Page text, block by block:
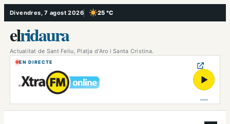
Vés
al
contingut
Divendres, 7 agost 2026 25 °C
, Cel serè
elridaura
Actualitat de Sant Feliu, Platja d’Aro i Santa Cristina.
EN DIRECTE
▶